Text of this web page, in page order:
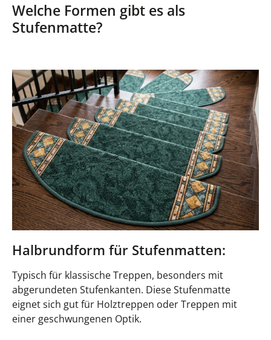
Welche Formen gibt es als
Stufenmatte?
Halbrundform für Stufenmatten:
Typisch für klassische Treppen, besonders mit
abgerundeten Stufenkanten. Diese Stufenmatte
eignet sich gut für Holztreppen oder Treppen mit
einer geschwungenen Optik.